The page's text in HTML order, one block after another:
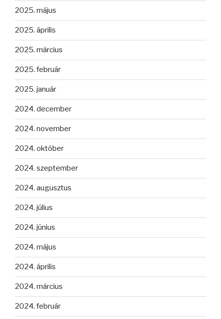
2025. május
2025. április
2025. március
2025. február
2025. január
2024. december
2024. november
2024. október
2024. szeptember
2024. augusztus
2024. július
2024. június
2024. május
2024. április
2024. március
2024. február